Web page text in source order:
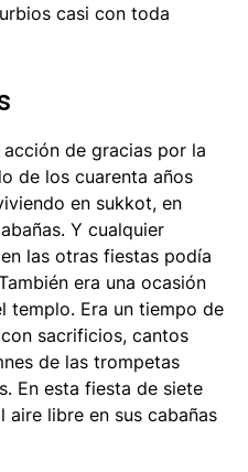
casi con toda
de gracias por la
de los cuarenta años
en sukkot, en
Y cualquier
las otras fiestas podía
era una ocasión
templo. Era un tiempo de
sacrificios, cantos
de las trompetas
En esta fiesta de siete
aire libre en sus cabañas